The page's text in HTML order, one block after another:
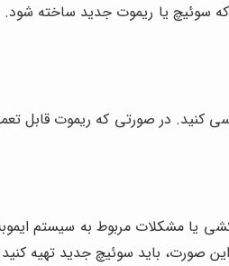
سوئیچ یا ریموت جدید ساخته شود.
کنید. در صورتی که ریموت قابل
مشکلات مربوط به سیستم
صورت، باید سوئیچ جدید تهیه